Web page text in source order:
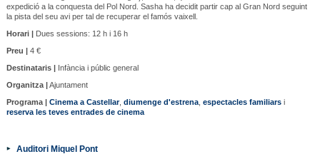
expedició a la conquesta del Pol Nord. Sasha ha decidit partir cap al Gran Nord seguint
la pista del seu avi per tal de recuperar el famós vaixell.
Horari |Dues sessions: 12 h i 16 h
Preu |4 €
Destinataris |Infància i públic general
Organitza |Ajuntament
Programa | Cinema a Castellar, diumenge d'estrena, espectacles familiarsi
reserva les teves entrades de cinema
Auditori Miquel Pont